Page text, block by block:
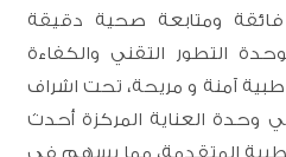
فائقة ومتابعة صحية دقيقة
التطور التقني والكفاءة
طبية آمنة و مريحة، تحت اشراف
العناية المركزة أحدث